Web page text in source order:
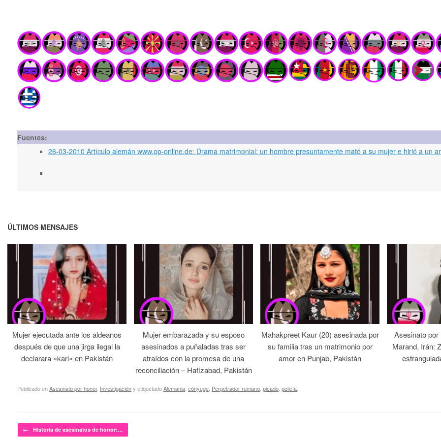
Fuentes:
26-03-2010 Artículo alemán www.op-online.de: Drama matrimonial: un hombre presuntamente mató a su mujer e hirió a un
ÚLTIMOS MENSAJES
Mujer ejecutada ante los aldeanos
después de que una jirga ilegal la
declarara «kari» en Pakistán
Mujer embarazada y su esposo
asesinados a puñaladas tras ser
atraídos con la promesa de una
reconciliación – Hafizabad, Pakistán
Mahakpreet Kaur (20) asesinada por
su familia tras un matrimonio por
amor en Punjab, Pakistán
Asesinato por
Marand, Irán:
Publicado enAsesinato por honor, Investigacióny etiquetadoAlemania cónyuge Perpetrador rumano picado policía
Navegador de artículos
← Historia de asesinatos de honor:…